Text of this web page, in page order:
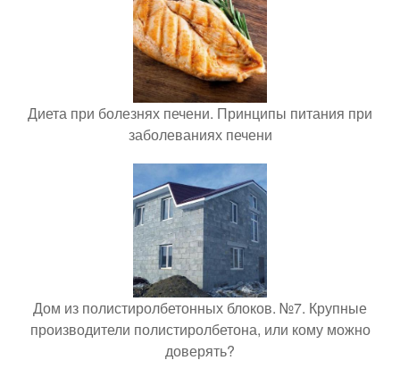
Диета при болезнях печени. Принципы питания при
заболеваниях печени
Дом из полистиролбетонных блоков. №7. Крупные
производители полистиролбетона, или кому можно
доверять?